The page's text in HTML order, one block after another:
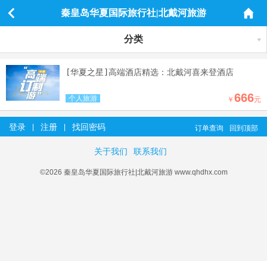
秦皇岛华夏国际旅行社|北戴河旅游
分类
[华夏之星]高端酒店精选：北戴河喜来登酒店
个人旅游 ￥ 666元
登录 注册 找回密码 回到顶部
订单查询
关于我们 联系我们
©2026 秦皇岛华夏国际旅行社|北戴河旅游 www.qhdhx.com